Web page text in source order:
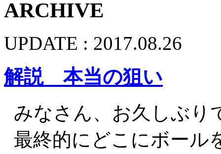
UPDATE : 2017.08.26
解説 本当の狙い
みなさん、お久しぶ
最終的にどこにボール